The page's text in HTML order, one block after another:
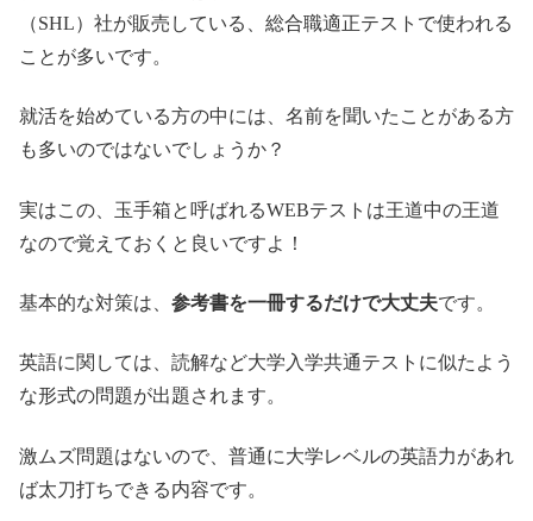
（SHL）社が販売している、総合職適正テストで使われる
ことが多いです。
就活を始めている方の中には、名前を聞いたことがある方
も多いのではないでしょうか？
実はこの、玉手箱と呼ばれるWEBテストは王道中の王道
なので覚えておくと良いですよ！
基本的な対策は、 参考書を一冊するだけで大丈夫です。
英語に関しては、読解など大学入学共通テストに似たよう
な形式の問題が出題されます。
激ムズ問題はないので、普通に大学レベルの英語力があれ
ば太刀打ちできる内容です。